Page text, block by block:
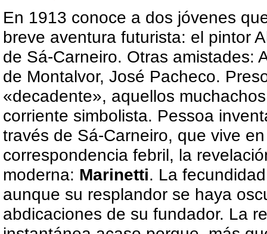
En 1913 conoce a dos jóvenes
breve aventura futurista: el pintor
de Sá-Carneiro. Otras amistades:
de Montalvor, José Pacheco.
«decadente», aquellos
corriente simbolista. Pessoa
través de Sá-Carneiro, que vive
correspondencia febril, la
moderna: Marinetti. La
aunque su resplandor se haya
abdicaciones de su fundador. La